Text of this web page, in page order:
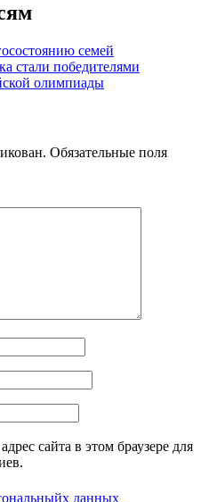
семей
стали победителями
олимпиады
Обязательные поля
сайта в этом браузере для
данных